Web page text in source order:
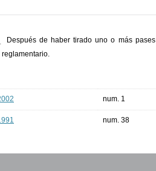
Después de haber tirado uno o más
num. 1
num. 38